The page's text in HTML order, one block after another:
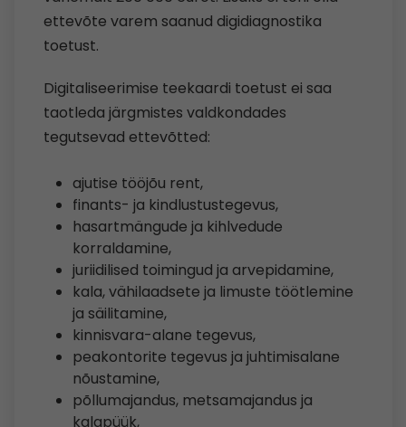
ettevõte varem saanud digidiagnostika
toetust.
Digitaliseerimise teekaardi toetust ei saa
taotleda järgmistes valdkondades
tegutsevad ettevõtted:
ajutise tööjõu rent,
finants-​ ja kindlustustegevus,
hasartmängude ja kihlvedude
korraldamine,
juriidilised toimingud ja arvepidamine,
kala, vähilaadsete ja limuste töötlemine
ja säilitamine,
kinnisvara-​alane tegevus,
peakontorite tegevus ja juhtimisalane
nõustamine,
põllumajandus, metsamajandus ja
kalapüük,